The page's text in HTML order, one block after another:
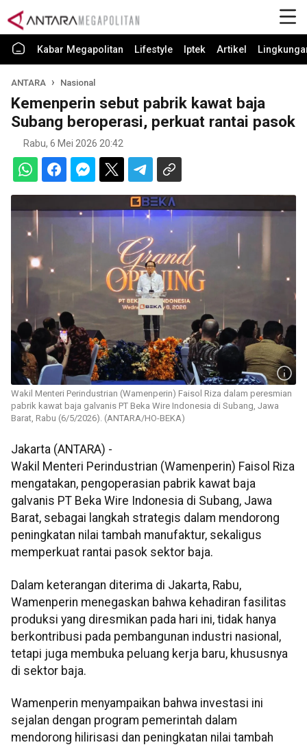
Kabar Megapolitan Lifestyle Iptek Artikel
ANTARA Nasional
Kemenperin sebut pabrik kawat baja
Subang beroperasi, perkuat rantai pasok
Rabu, 6 Mei 2026 20:42
Wakil Menteri Perindustrian (Wamenperin) Faisol Riza dalam peresmian
pabrik kawat baja galvanis PT Beka Wire Indonesia di Subang, Jawa
Barat, Rabu (6/5/2026). (ANTARA/HO-BEKA)
Jakarta (ANTARA) -
Wakil Menteri Perindustrian (Wamenperin) Faisol Riza
mengatakan, pengoperasian pabrik kawat baja
galvanis PT Beka Wire Indonesia di Subang, Jawa
Barat, sebagai langkah strategis dalam mendorong
peningkatan nilai tambah manufaktur, sekaligus
memperkuat rantai pasok sektor baja.
Dalam keterangan diterima di Jakarta, Rabu,
Wamenperin menegaskan bahwa kehadiran fasilitas
produksi yang diresmikan pada hari ini, tidak hanya
berkontribusi pada pembangunan industri nasional,
tetapi juga membuka peluang kerja baru, khususnya
di sektor baja.
Wamenperin menyampaikan bahwa investasi ini
sejalan dengan program pemerintah dalam
mendorong hilirisasi dan peningkatan nilai tambah